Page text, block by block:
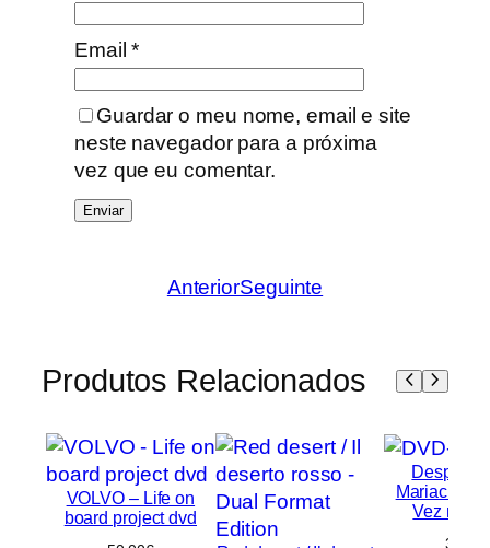
Email*
Guardar o meu nome, email e site
neste navegador para a próxima
vez que eu comentar.
AnteriorSeguinte
Produtos Relacionados
VOLVO – Life on
board project dvd
Mariachi /
Vez no
30,00